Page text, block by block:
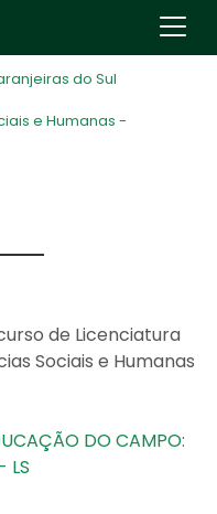
do Sul
e Humanas -
de Licenciatura
Sociais e Humanas
DO CAMPO:
LS